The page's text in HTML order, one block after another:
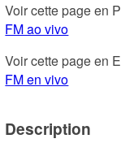
Voir cette page en
FM ao vivo
Voir cette page en
FM en vivo
Description